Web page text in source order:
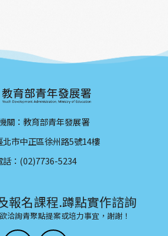
關：教育部青年發展署
北市中正區徐州路5號14樓
話：(02)7736-5234
報名課程.蹲點實作諮詢
洽詢青聚點提案或培力事宜，謝謝！